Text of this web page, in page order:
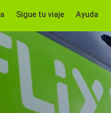
Sigue tu viaje Ayuda